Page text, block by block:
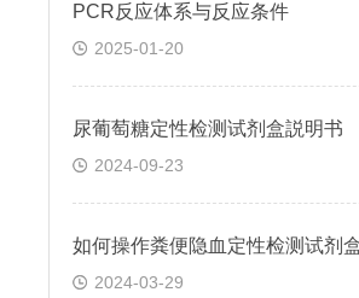
​PCR反应体系与反应条件
2025-01-20
尿葡萄糖定性检测试剂盒説明书
2024-09-23
2024-03-29